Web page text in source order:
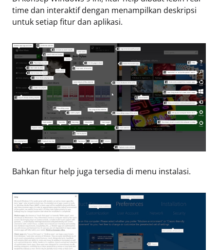
time dan interaktif dengan menampilkan deskripsi
untuk setiap fitur dan aplikasi.
Bahkan fitur help juga tersedia di menu instalasi.